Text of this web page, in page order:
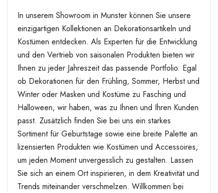
In unserem Showroom in Munster können Sie unsere
einzigartigen Kollektionen an Dekorationsartikeln und
Kostümen entdecken. Als Experten für die Entwicklung
und den Vertrieb von saisonalen Produkten bieten wir
Ihnen zu jeder Jahreszeit das passende Portfolio. Egal
ob Dekorationen für den Frühling, Sommer, Herbst und
Winter oder Masken und Kostüme zu Fasching und
Halloween, wir haben, was zu Ihnen und Ihren Kunden
passt. Zusätzlich finden Sie bei uns ein starkes
Sortiment für Geburtstage sowie eine breite Palette an
lizensierten Produkten wie Kostümen und Accessoires,
um jeden Moment unvergesslich zu gestalten. Lassen
Sie sich an einem Ort inspirieren, in dem Kreativität und
Trends miteinander verschmelzen. Willkommen bei